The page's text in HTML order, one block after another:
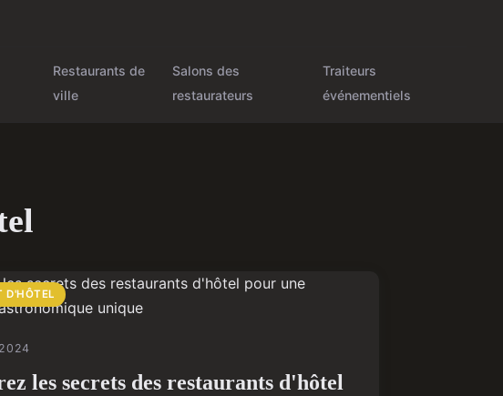
Restaurants de
ville
Salons des
restaurateurs
Traiteurs
événementiels
D'HÔTEL
les secrets des restaurants d'hôtel